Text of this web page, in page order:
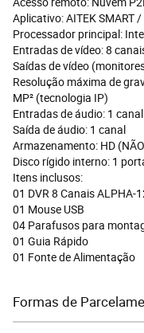
Aplicativo: AITEK SMART
Processador principal:
Entradas de vídeo: 8
Saídas de vídeo
Resolução máxima de
MP² (tecnologia IP)
Entradas de áudio: 1 canal
Saída de áudio: 1 canal
Armazenamento: HD
Disco rígido interno: 1
Itens inclusos:
01 DVR 8 Canais ALPHA-
01 Mouse USB
04 Parafusos para
01 Guia Rápido
01 Fonte de Alimentação
Formas de